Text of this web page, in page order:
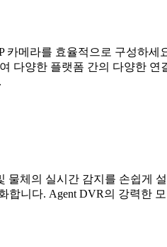
메라를 효율적으로 구성하
다양한 플랫폼 간의 다양한
체의 실시간 감지를 손쉽게
니다. Agent DVR의 강력한